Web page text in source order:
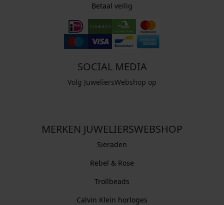
Betaal veilig
SOCIAL MEDIA
Volg JuweliersWebshop op
MERKEN JUWELIERSWEBSHOP
Sieraden
Rebel & Rose
Trollbeads
Calvin Klein horloges